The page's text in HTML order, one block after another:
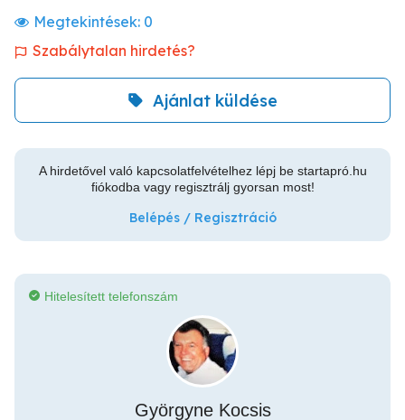
Megtekintések: 0
Szabálytalan hirdetés?
Ajánlat küldése
A hirdetővel való kapcsolatfelvételhez lépj be startapró.hu
fiókodba vagy regisztrálj gyorsan most!
Belépés / Regisztráció
Hitelesített telefonszám
Györgyne Kocsis